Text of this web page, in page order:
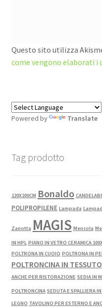
Questo sito utilizza
come vengono elaborati i
Powered by Translate
Tag prodotto
120X200CM Bonaldo
POLIPROPILENE Lampada
Zanotta MAGIS Mensola
IN HPL PIANO IN VETRO CERAMICA
POLTRONA IN CUOIO POLTRONA IN
POLTRONCINA IN TESSUTO
ANCHE PER RISTORAZIONE SEDIA IN
POLTRONCINA SEDUTA E SPALLIERA
LEGNO TAVOLINO PER ESTERNO E